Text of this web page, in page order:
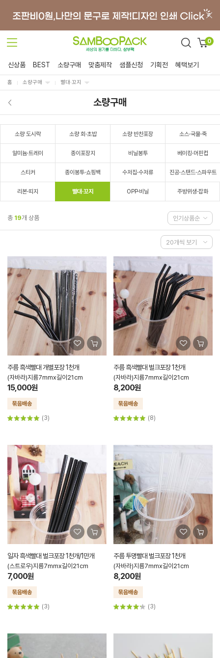
0
신상품 BEST 소량구매 맞춤제작 샘플신청 기획전 혜택보기
홈 소량구매 빨대·꼬지
소량구매
소량 도시락 소량 회·초밥 소량 반찬포장 소스·국물·죽
알미늄·트레이 종이포장지 비닐봉투 베이킹·머핀컵
스티커 종이봉투·쇼핑백 수저집·수저류 진공·스탠드·스파우트
리본·띠지 빨대·꼬지 OPP·비닐 주방위생·잡화
총 19개 상품
주름 흑색빨대 개별포장 1천개
(자바라)지름7mmx길이21cm
15,000원
(3)
주름 흑색빨대 벌크포장 1천개
(자바라)지름7mmx길이21cm
8,200원
(8)
일자 흑색빨대 벌크포장 1천개/1만개
(스트로우)지름7mmx길이21cm
7,000원
(3)
주름 투명빨대 벌크포장 1천개
(자바라)지름7mmx길이21cm
8,200원
(3)